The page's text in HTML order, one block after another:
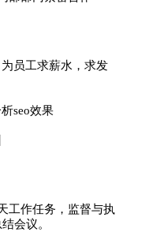
员工求薪水，求发
seo效果
工作任务，监督与执
会议。